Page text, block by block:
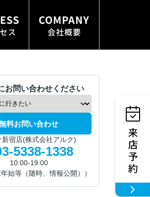
ス
COMPANY
会社概要
お問い合わせください
料お問い合わせ
新宿店(株式会社アルク)
5338-1338
10:00-19:00
年始等（随時、情報公開））